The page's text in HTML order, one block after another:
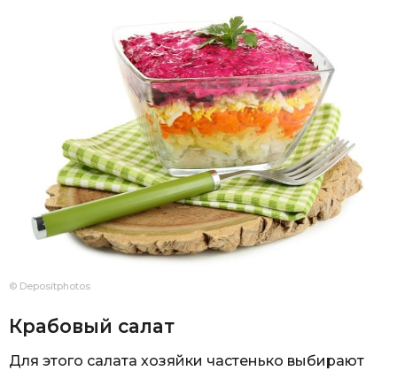
© Depositphotos
Крабовый салат
Для этого салата хозяйки частенько выбирают